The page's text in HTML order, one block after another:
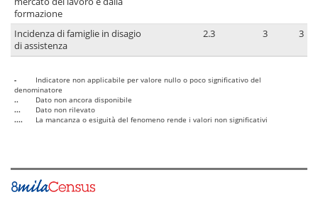
formazione
Incidenza di famiglie in disagio
di assistenza
2.3 3 3
-
Indicatore non applicabile per valore nullo o poco significativo del
denominatore
..
Dato non ancora disponibile
...
Dato non rilevato
....
La mancanza o esiguità del fenomeno rende i valori non significativi